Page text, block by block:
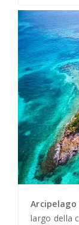
Arcipelago
largo della